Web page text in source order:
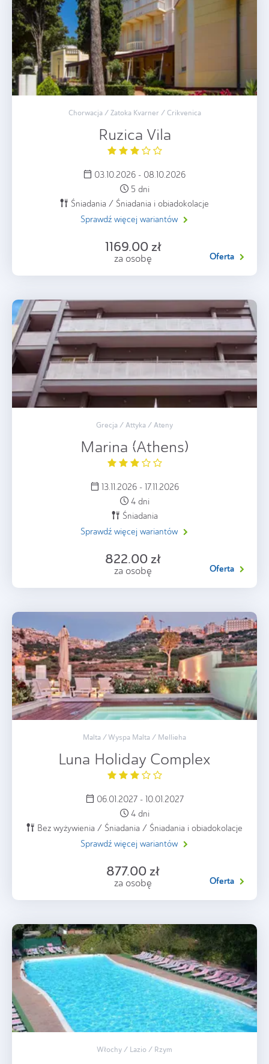
Chorwacja / Zatoka Kvarner / Crikvenica
Ruzica Vila
03.10.2026 - 08.10.2026
5 dni
Śniadania / Śniadania i obiadokolacje
Sprawdź więcej wariantów
1169.00 zł
za osobę Oferta
Grecja / Attyka / Ateny
Marina (Athens)
13.11.2026 - 17.11.2026
4 dni
Śniadania
Sprawdź więcej wariantów
822.00 zł
za osobę Oferta
Malta / Wyspa Malta / Mellieha
Luna Holiday Complex
06.01.2027 - 10.01.2027
4 dni
Bez wyżywienia / Śniadania / Śniadania i obiadokolacje
Sprawdź więcej wariantów
877.00 zł
za osobę Oferta
Włochy / Lazio / Rzym